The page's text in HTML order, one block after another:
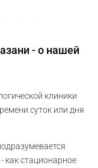
- о нашей
клиники
суток или дня
как стационарное